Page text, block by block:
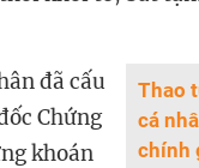
Thao
cá
chính
đã cấu
Chứng
khoán